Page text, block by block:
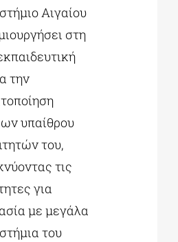
Αιγαίου
στη
την
υπαίθρου
του,
τις
για
με μεγάλα
του